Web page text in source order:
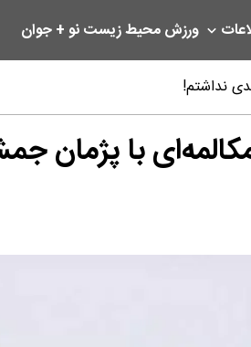
ورزشمحیط زیستنو + جوان
نداشتم!
با پژمان